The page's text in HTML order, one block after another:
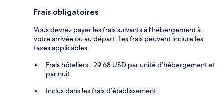
Frais obligatoires
Vous devrez payer les frais suivants à l’hébergement à
votre arrivée ou au départ. Les frais peuvent inclure les
taxes applicables :
Frais hôteliers : 29.68 USD par unité d’hébergement et
par nuit
Inclus dans les frais d’établissement :